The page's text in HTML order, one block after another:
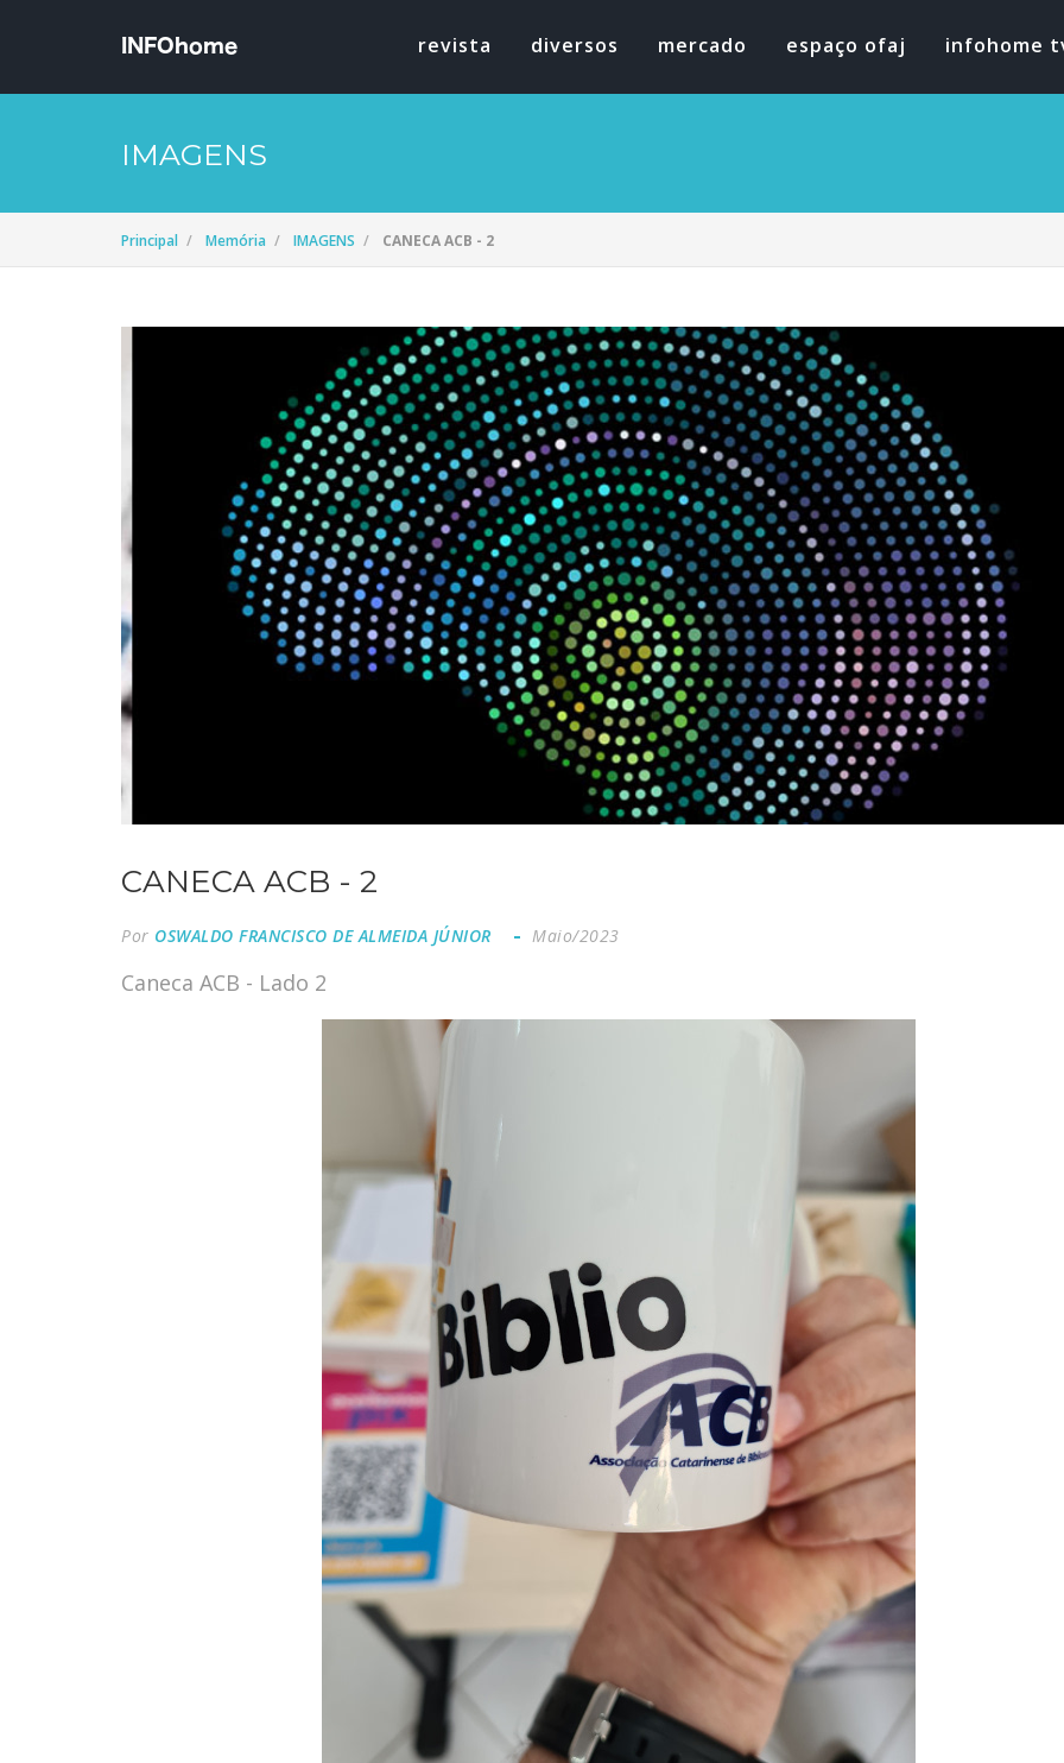
revista diversos mercado espaço ofaj infohome
IMAGENS
Principal Memória IMAGENS CANECA ACB - 2
CANECA ACB - 2
Por OSWALDO FRANCISCO DE ALMEIDA JÚNIOR Maio/2023
Caneca ACB - Lado 2